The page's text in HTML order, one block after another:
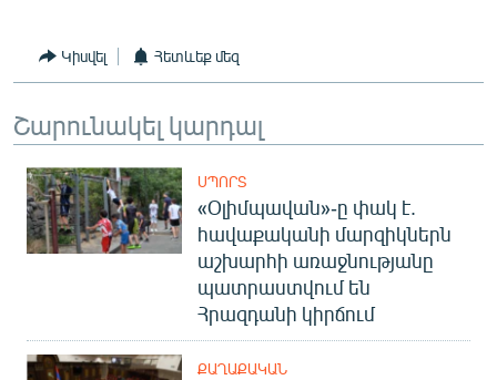
Կիսվել Հետևեք մեզ
Շարունակել կարդալ
ՍՊՈՐՏ
«Օլիմպավան»-ը փակ է.
հավաքականի մարզիկներն
աշխարհի առաջնությանը
պատրաստվում են
Հրազդանի կիրճում
ՔԱՂԱՔԱԿԱՆ